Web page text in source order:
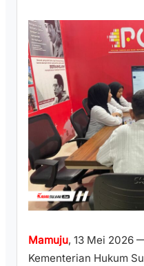
Mamuju, 13 Mei 2026
Kementerian Hukum